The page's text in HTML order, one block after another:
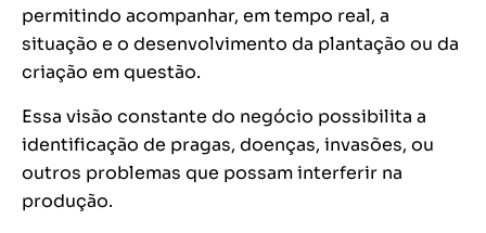
permitindo acompanhar, em tempo real, a
situação e o desenvolvimento da plantação ou da
criação em questão.
Essa visão constante do negócio possibilita a
identificação de pragas, doenças, invasões, ou
outros problemas que possam interferir na
produção.